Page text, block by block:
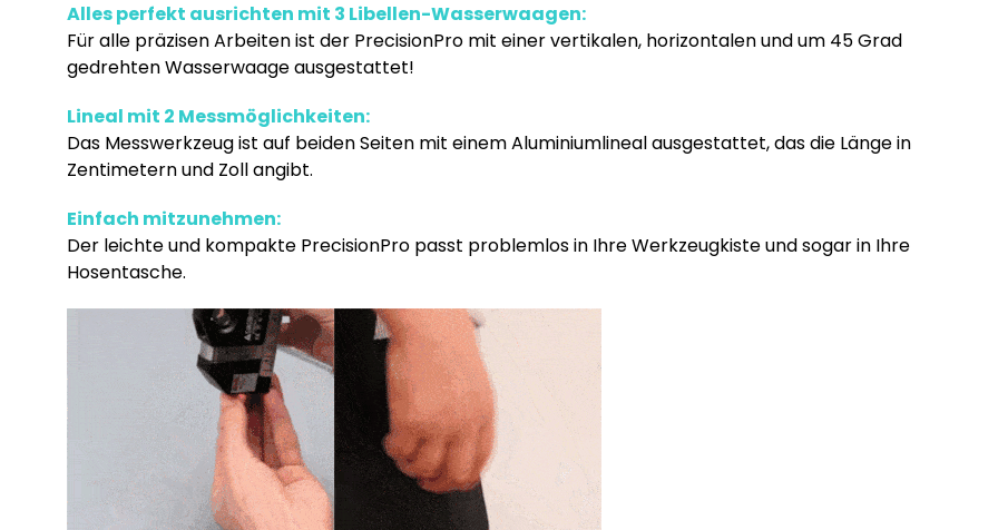
Alles perfekt ausrichten mit 3 Libellen-Wasserwaagen:
Für alle präzisen Arbeiten ist der PrecisionPro mit einer vertikalen, horizontalen und um 45 Grad
gedrehten Wasserwaage ausgestattet!
Lineal mit 2 Messmöglichkeiten:
Das Messwerkzeug ist auf beiden Seiten mit einem Aluminiumlineal ausgestattet, das die Länge in
Zentimetern und Zoll angibt.
Einfach mitzunehmen:
Der leichte und kompakte PrecisionPro passt problemlos in Ihre Werkzeugkiste und sogar in Ihre
Hosentasche.